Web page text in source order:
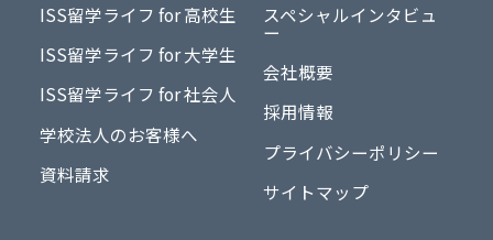
ISS留学ライフ for 高校生
ISS留学ライフ for 大学生
ISS留学ライフ for 社会人
学校法人のお客様へ
資料請求
スペシャルインタビュ
ー
会社概要
採用情報
プライバシーポリシー
サイトマップ